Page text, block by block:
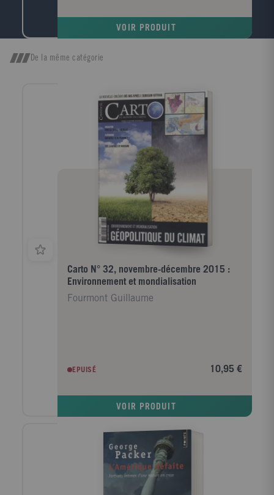
Mélanges carmélitains, il est notamment l'auteur
et de Jean Paul II et les canonisations (Fayard,
Vierge Marie, avec René Laurentin (Fayard, 2007).
VOIR PRODUIT
De la même catégorie
Carto N° 32, novembre-décembre 2015 :
Environnement et mondialisation
Fourmont Guillaume
EPUISÉ 10,95 €
VOIR PRODUIT